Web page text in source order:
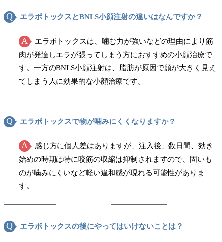
エラボトックスとBNLS小顔注射の違いはなんですか？
エラボトックスは、噛む力が強いなどの理由により筋
肉が発達しエラが張ってしまう方におすすめの小顔治療で
す。一方のBNLS小顔注射は、脂肪が原因で顔が大きく見え
てしまう人に効果的な小顔治療です。
エラボトックスで物が噛みにくくなりますか？
感じ方に個人差はありますが、注入後、数日間、効き
始めの時期は特に咬筋の収縮は抑制されますので、固いも
のが噛みにくいなど軽い違和感が現れる可能性がありま
す。
エラボトックスの後にやってはいけないことは？